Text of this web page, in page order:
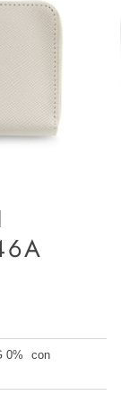
0%
con